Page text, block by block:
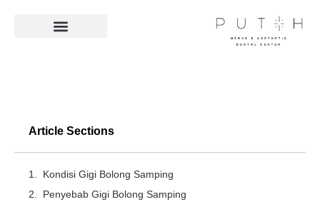
Article Sections
Kondisi Gigi Bolong Samping
Penyebab Gigi Bolong Samping